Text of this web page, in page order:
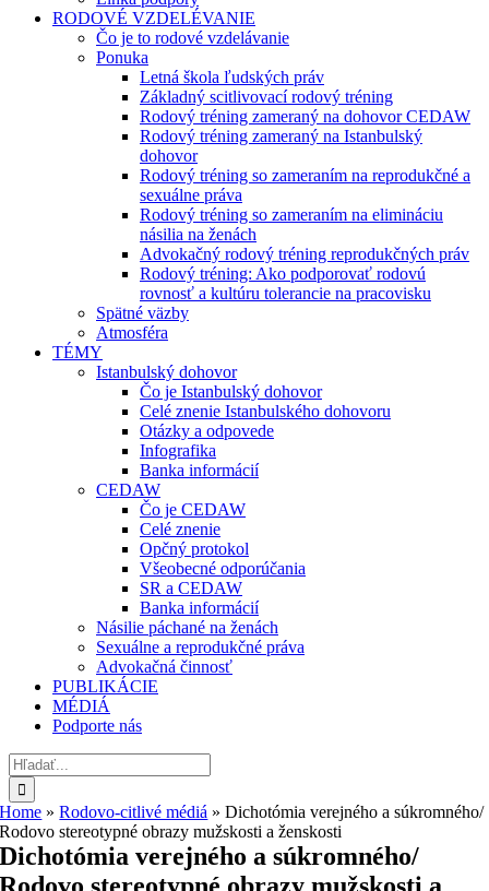
RODOVÉ VZDELÉVANIE
Čo je to rodové vzdelávanie
Ponuka
Letná škola ľudských práv
Základný scitlivovací rodový tréning
Rodový tréning zameraný na dohovor CEDAW
Rodový tréning zameraný na Istanbulský
dohovor
Rodový tréning so zameraním na reprodukčné a
sexuálne práva
Rodový tréning so zameraním na elimináciu
násilia na ženách
Advokačný rodový tréning reprodukčných práv
Rodový tréning: Ako podporovať rodovú
rovnosť a kultúru tolerancie na pracovisku
Spätné väzby
Atmosféra
TÉMY
Istanbulský dohovor
Čo je Istanbulský dohovor
Celé znenie Istanbulského dohovoru
Otázky a odpovede
Infografika
Banka informácií
CEDAW
Čo je CEDAW
Celé znenie
Opčný protokol
Všeobecné odporúčania
SR a CEDAW
Banka informácií
Násilie páchané na ženách
Sexuálne a reprodukčné práva
Advokačná činnosť
PUBLIKÁCIE
MÉDIÁ
Podporte nás
Hľadať:
Home »Rodovo-citlivé médiá »Dichotómia verejného a súkromného/
Rodovo stereotypné obrazy mužskosti a ženskosti
Dichotómia verejného a súkromného/